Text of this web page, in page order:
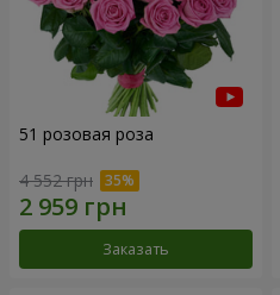
51 розовая роза
4 552 грн
Заказать